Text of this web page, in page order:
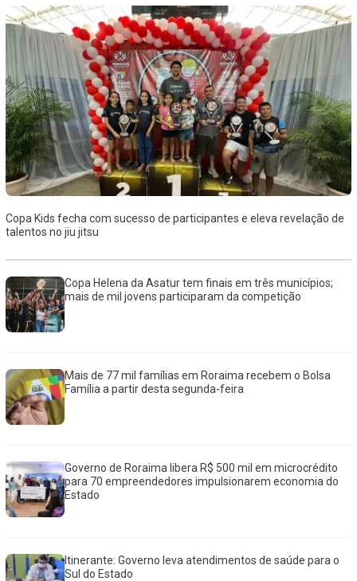
Copa Kids fecha com sucesso de participantes e eleva revelação de
talentos no jiu jitsu
Copa Helena da Asatur tem finais em três municípios;
mais de mil jovens participaram da competição
Mais de 77 mil famílias em Roraima recebem o Bolsa
Família a partir desta segunda-feira
Governo de Roraima libera R$ 500 mil em microcrédito
para 70 empreendedores impulsionarem economia do
Estado
Itinerante: Governo leva atendimentos de saúde para o
Sul do Estado